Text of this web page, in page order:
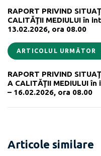
RAPORT PRIVIND
CALITĂŢII MEDIULUI în
13.02.2026, ora 08.00
ARTICOLUL URMĂTOR
RAPORT PRIVIND
A CALITĂŢII MEDIULUI
– 16.02.2026, ora 08.00
Articole similare